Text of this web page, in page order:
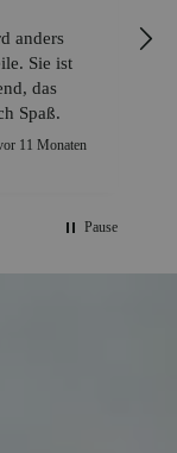
vor einem Jahr
Pause